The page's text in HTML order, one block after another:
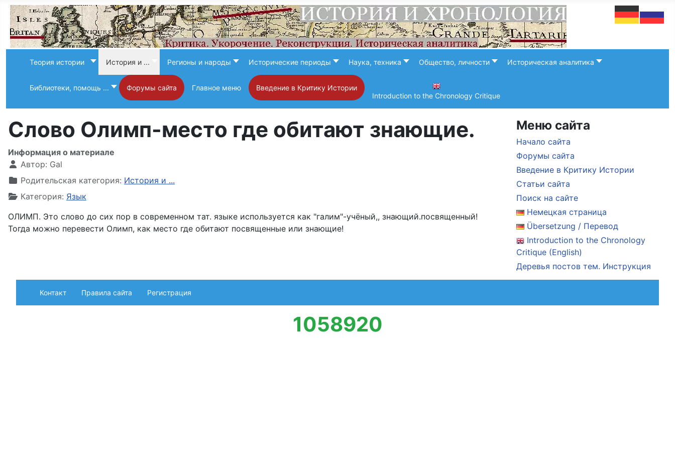
Теория истории История и ... Регионы и народы Исторические периоды Наука, техника Общество, личности Историческая аналитика
Библиотеки, помощь ... Форумы сайта Главное меню
Введение в Критику Истории
Introduction to the Chronology Critique
Слово Олимп-место где обитают знающие.
Информация о материале
Автор: Gal
Родительская категория: История и ...
Категория: Язык
ОЛИМП. Это слово до сих пор в современном тат. языке используется как "галим"-учёный,, знающий.посвященный!
Тогда можно перевести Олимп, как место где обитают посвященные или знающие!
Меню сайта
Начало сайта
Форумы сайта
Введение в Критику Истории
Статьи сайта
Поиск на сайте
Немецкая страница
Übersetzung / Перевод
Introduction to the Chronology
Critique (English)
Деревья постов тем. Инструкция
Контакт Правила сайта Регистрация
1058920